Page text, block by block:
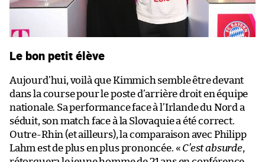
Le bon petit élève
Aujourd’hui, voilà que Kimmich semble être devant
dans la course pour le poste d’arrière droit en équipe
nationale. Sa performance face à l’Irlande du Nord a
séduit, son match face à la Slovaquie a été correct.
Outre-Rhin (et ailleurs), la comparaison avec Philipp
Lahm est de plus en plus prononcée. « C’est absurde,